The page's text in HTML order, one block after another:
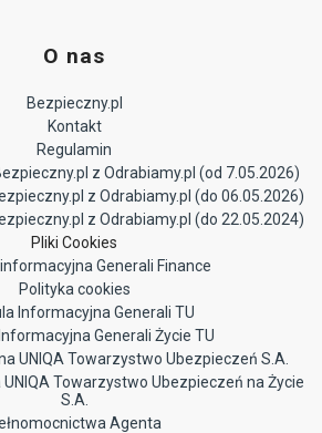
O nas
Bezpieczny.pl
Kontakt
Regulamin
z Odrabiamy.pl (od 7.05.2026)
z Odrabiamy.pl (do 06.05.2026)
z Odrabiamy.pl (do 22.05.2024)
Pliki Cookies
Generali Finance
Polityka cookies
Informacyjna Generali TU
Generali Życie TU
UNIQA Towarzystwo Ubezpieczeń S.A.
Towarzystwo Ubezpieczeń na Życie
S.A.
Agenta